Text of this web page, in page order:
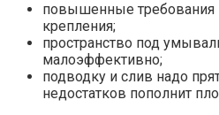
повышенные требования
крепления;
пространство под
малоэффективно;
подводку и слив надо
недостатков пополнит